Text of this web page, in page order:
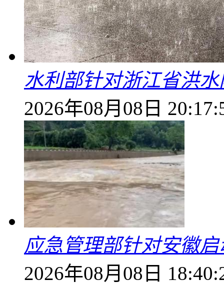
水利部针对浙江省洪
2026年08月08日
应急管理部针对安徽
2026年08月08日